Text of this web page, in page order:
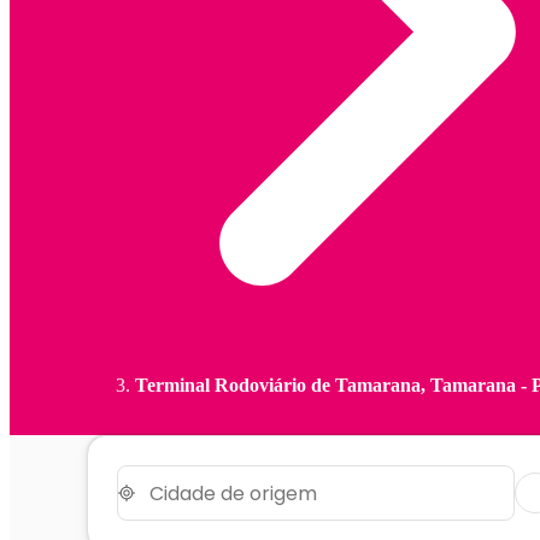
Terminal Rodoviário de Tamarana, Tamarana -